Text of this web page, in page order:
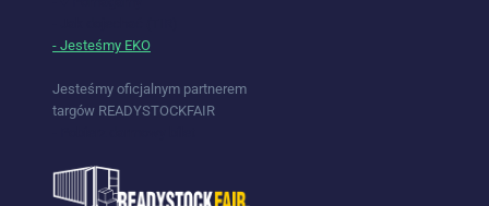
- Jesteśmy EKO
Jesteśmy oficjalnym partnerem
targów READYSTOCKFAIR